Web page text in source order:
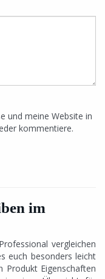
und meine Website in
kommentiere.
im
vergleichen
euch besonders leicht
Produkt Eigenschaften